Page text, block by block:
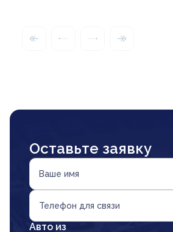
Оставьте заявку
Ваше имя
Телефон для связи
Авто из